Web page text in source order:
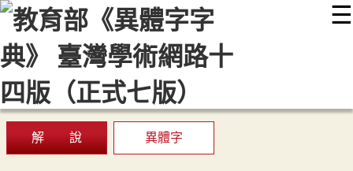
☰
::: 最新消息 常見問題 編輯說明
顯示模式
網站導覽
解 說 異體字